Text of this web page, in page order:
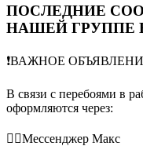
ПОСЛЕДНИЕ
НАШЕЙ ГРУППЕ
❗️ВАЖНОЕ
В связи с перебоями в
оформляются через:
👉🏻Мессенджер Макс